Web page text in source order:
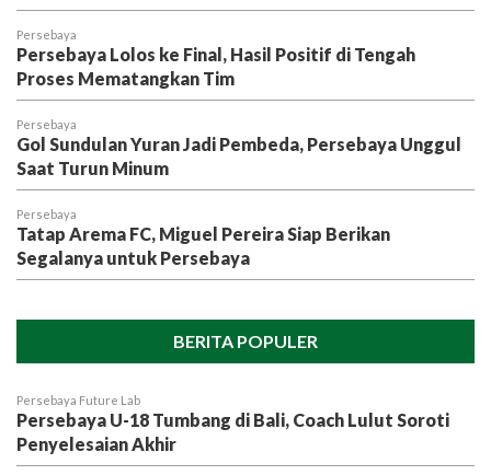
Persebaya
Persebaya Lolos ke Final, Hasil Positif di Tengah
Proses Mematangkan Tim
Persebaya
Gol Sundulan Yuran Jadi Pembeda, Persebaya Unggul
Saat Turun Minum
Persebaya
Tatap Arema FC, Miguel Pereira Siap Berikan
Segalanya untuk Persebaya
BERITA POPULER
Persebaya Future Lab
Persebaya U-18 Tumbang di Bali, Coach Lulut Soroti
Penyelesaian Akhir